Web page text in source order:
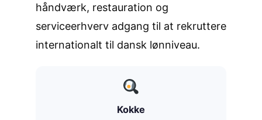
håndværk, restauration og
serviceerhverv adgang til at rekruttere
internationalt til dansk lønniveau.
Kokke